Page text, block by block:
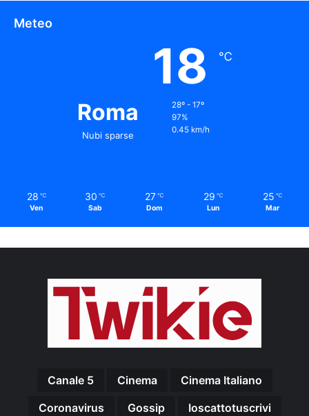
Meteo
Roma
Nubi sparse
18 ℃
28º - 17º
97%
0.45 km/h
28 ℃
Ven
30 ℃
Sab
27 ℃
Dom
29 ℃
Lun
25 ℃
Mar
Canale 5 Cinema
Cinema Italiano
Coronavirus
Gossip
Ioscattotuscrivi